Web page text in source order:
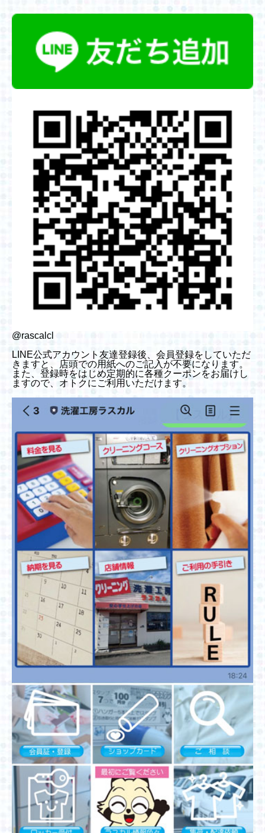
@rascalcl
LINE公式アカウント友達登録後、会員登録をしていただ
きますと、店頭での用紙へのご記入が不要になります。
また、登録時をはじめ定期的に各種クーポンをお届けし
ますので、オトクにご利用いただけます。